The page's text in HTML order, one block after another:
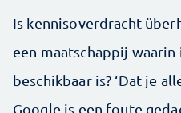
Is kennisoverdracht
een maatschappij
beschikbaar is? ‘Dat je
Google is een foute